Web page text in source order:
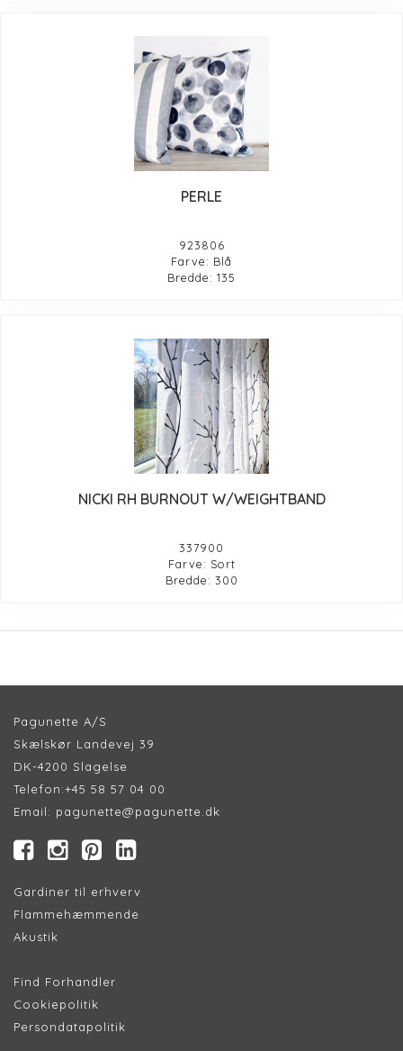
PERLE
923806
Farve: Blå
Bredde: 135
NICKI RH BURNOUT W/WEIGHTBAND
337900
Farve: Sort
Bredde: 300
Pagunette A/S
Skælskør Landevej 39
DK-4200 Slagelse
Telefon:+45 58 57 04 00
Email: pagunette@pagunette.dk
Gardiner til erhverv
Flammehæmmende
Akustik
Find Forhandler
Cookiepolitik
Persondatapolitik